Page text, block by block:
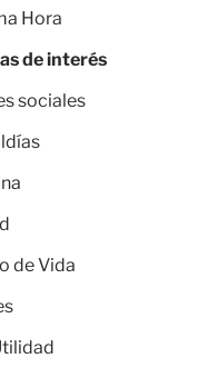
Hora
de interés
sociales
de Vida